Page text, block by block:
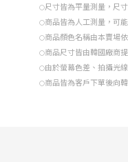
○尺寸皆為平量測量，尺
○商品皆為人工測量，可
○商品顏色名稱由本賣場
○商品尺寸皆由韓國廠商
○由於螢幕色差、拍攝光
○商品皆為客戶下單後向